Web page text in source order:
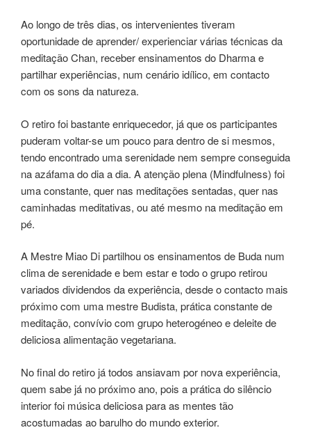
Ao longo de três dias, os intervenientes tiveram
oportunidade de aprender/ experienciar várias técnicas da
meditação Chan, receber ensinamentos do Dharma e
partilhar experiências, num cenário idílico, em contacto
com os sons da natureza.
O retiro foi bastante enriquecedor, já que os participantes
puderam voltar-se um pouco para dentro de si mesmos,
tendo encontrado uma serenidade nem sempre conseguida
na azáfama do dia a dia. A atenção plena (Mindfulness) foi
uma constante, quer nas meditações sentadas, quer nas
caminhadas meditativas, ou até mesmo na meditação em
pé.
A Mestre Miao Di partilhou os ensinamentos de Buda num
clima de serenidade e bem estar e todo o grupo retirou
variados dividendos da experiência, desde o contacto mais
próximo com uma mestre Budista, prática constante de
meditação, convívio com grupo heterogéneo e deleite de
deliciosa alimentação vegetariana.
No final do retiro já todos ansiavam por nova experiência,
quem sabe já no próximo ano, pois a prática do silêncio
interior foi música deliciosa para as mentes tão
acostumadas ao barulho do mundo exterior.